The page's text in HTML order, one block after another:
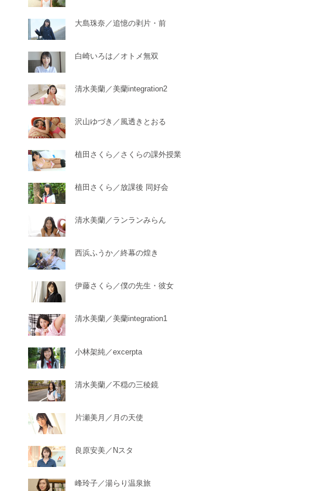
大島珠奈／追憶の剥片・前
白崎いろは／オトメ無双
清水美蘭／美蘭integration2
沢山ゆづき／風透きとおる
植田さくら／さくらの課外授業
植田さくら／放課後 同好会
清水美蘭／ランランみらん
西浜ふうか／終幕の煌き
伊藤さくら／僕の先生・彼女
清水美蘭／美蘭integration1
小林架純／excerpta
清水美蘭／不穏の三稜鏡
片瀬美月／月の天使
良原安美／Nスタ
峰玲子／湯らり温泉旅